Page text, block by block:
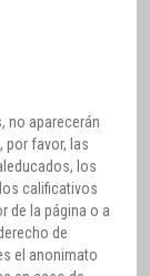
no aparecerán
por favor, las
los
calificativos
de la página o a
de
el anonimato